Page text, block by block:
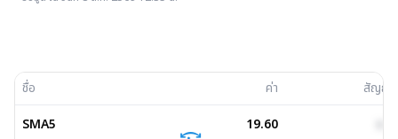
ชื่อ ค่า
สัญญ
SMA5
19.60